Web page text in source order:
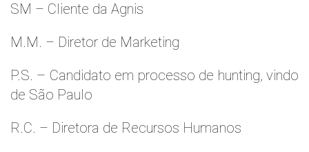
SM – Cliente da Agnis
M.M. – Diretor de Marketing
P.S. – Candidato em processo de hunting, vindo
de São Paulo
R.C. – Diretora de Recursos Humanos